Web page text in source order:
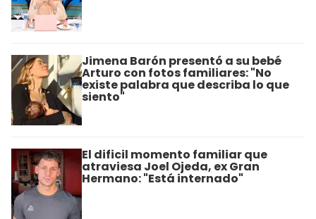
Jimena Barón presentó a su bebé
Arturo con fotos familiares: "No
existe palabra que describa lo que
siento"
El dificil momento familiar que
atraviesa Joel Ojeda, ex Gran
Hermano: "Está internado"